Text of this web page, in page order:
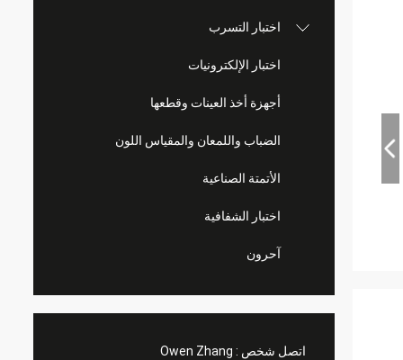
اختبار التسرب
اختبار الإلكترونيات
أجهزة أخذ العينات وقطعها
الضباب واللمعان والمقياس اللون
الأتمتة الصناعية
اختبار الشفافية
آحرون
اتصل شخص : Owen Zhang